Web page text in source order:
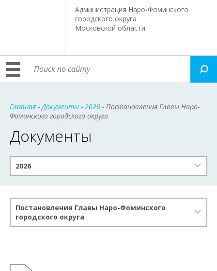
Администрация Наро-Фоминского
городского округа
Московской области
Главная -Документы - 2026 - Постановления Главы Наро-
Фоминского городского округа
Документы
2026
Постановления Главы Наро-Фоминского
городского округа